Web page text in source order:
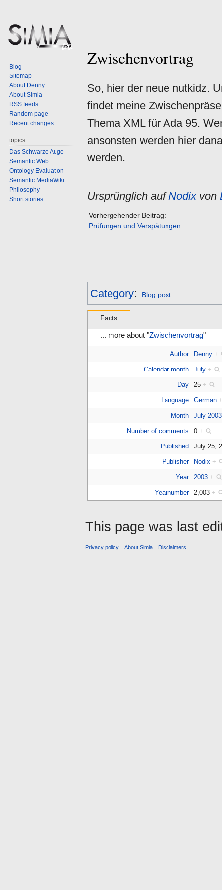
Zwischenvortrag
Jump
navigation
Jump
search
So, hier der neue nutkidz.
findet meine
Thema XML für Ada 95.
ansonsten werden hier
werden.
Ursprünglich aufNodixvon
Vorhergehender Beitrag:
Prüfungen und Verspätungen
Category: Blog post
Facts
... more about "Zwischenvortrag"
Author Denny +
Calendar month July +
Day 25 +
Language German
Month July 2003
Number of comments 0 +
Published July 25,
Publisher Nodix +
Year 2003 +
Yearnumber 2,003 +
Blog
Sitemap
About Denny
About Simia
RSS feeds
Random page
Recent changes
topics
Das Schwarze Auge
Semantic Web
Ontology Evaluation
Semantic MediaWiki
Philosophy
Short stories
This page was last
Privacy policy About Simia Disclaimers